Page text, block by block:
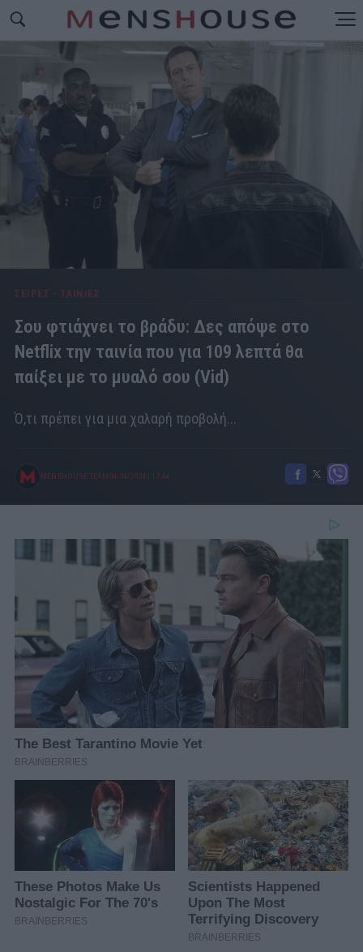
ΣΕΙΡΕΣ - ΤΑΙΝΙΕΣ
Σου φτιάχνει το βράδυ: Δες απόψε στο
Netflix την ταινία που για 109 λεπτά θα
παίξει με το μυαλό σου (Vid)
Ό,τι πρέπει για μια χαλαρή προβολή...
MENSHOUSE TEAM 04/04/2024 17:44